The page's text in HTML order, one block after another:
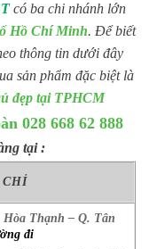
có ba chi nhánh lớn
Hồ Chí Minh. Để biết
thông tin dưới đây
sản phẩm đặc biệt là
đẹp tại TPHCM
028 668 62 888
tại :
Thạnh – Q. Tân
đi